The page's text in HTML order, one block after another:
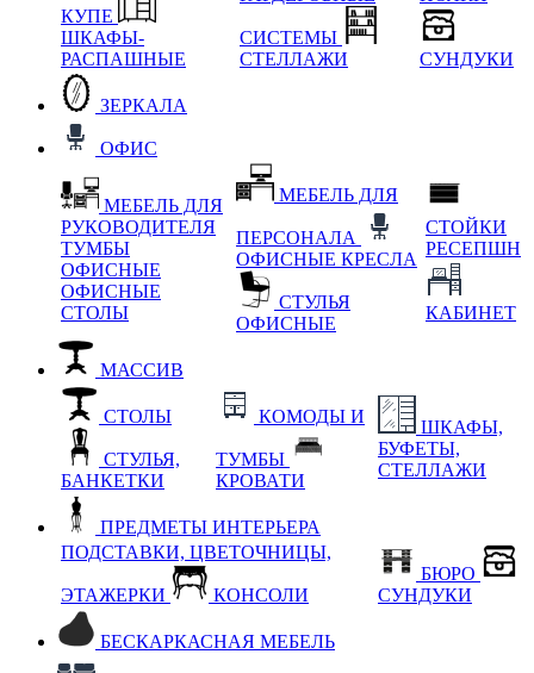
КУПЕ
ШКАФЫ-
РАСПАШНЫЕ
СИСТЕМЫ
СТЕЛЛАЖИ
СУНДУКИ
ЗЕРКАЛА
ОФИС
МЕБЕЛЬ ДЛЯ
РУКОВОДИТЕЛЯ
ТУМБЫ
ОФИСНЫЕ
ОФИСНЫЕ
СТОЛЫ
МЕБЕЛЬ ДЛЯ
ПЕРСОНАЛА
ОФИСНЫЕ КРЕСЛА
СТУЛЬЯ
ОФИСНЫЕ
СТОЙКИ
РЕСЕПШН
КАБИНЕТ
МАССИВ
СТОЛЫ
СТУЛЬЯ,
БАНКЕТКИ
КОМОДЫ И
ТУМБЫ
КРОВАТИ
ШКАФЫ,
БУФЕТЫ,
СТЕЛЛАЖИ
ПРЕДМЕТЫ ИНТЕРЬЕРА
ПОДСТАВКИ, ЦВЕТОЧНИЦЫ,
ЭТАЖЕРКИ КОНСОЛИ
БЮРО
СУНДУКИ
БЕСКАРКАСНАЯ МЕБЕЛЬ